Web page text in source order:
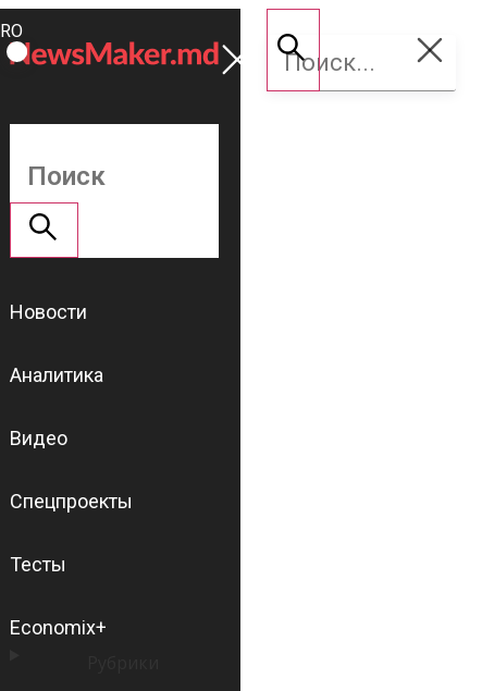
ROMÂNĂ
RU
Поддержать
NM
Новости
Аналитика
Видео
Спецпроекты
Тесты
Economix+